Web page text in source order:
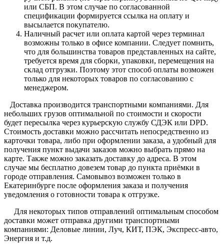
или СБП. В этом случае по согласованной
спецификации формируется ссылка на оплату и
высылается покупателю.
Наличный расчет или оплата картой через терминал
возможны только в офисе компании. Следует помнить,
что для большинства товаров представленных на сайте,
требуется время для сборки, упаковки, перемещения на
склад отгрузки. Поэтому этот способ оплаты возможен
только для некоторых товаров по согласованию с
менеджером.
Доставка производится транспортными компаниями. Для
небольших грузов оптимальной по стоимости и скорости
будет пересылка через курьерскую службу СДЭК или DPD.
Стоимость доставки можно рассчитать непосредственно из
карточки товара, либо при оформлении заказа, а удобный для
получения пункт выдачи заказов можно выбрать прямо на
карте. Также можно заказать доставку до адреса. В этом
случае мы бесплатно довезем товар до пункта приёмки в
городе отправления. Самовывоз возможен только в
Екатеринбурге после оформления заказа и получения
уведомления о готовности товара к отгрузке.
Для некоторых типов отправлений оптимальным способом
доставки может отправка другими транспортными
компаниями: Деловые линии, Луч, КИТ, ПЭК, Экспресс-авто,
Энергия и т.д.